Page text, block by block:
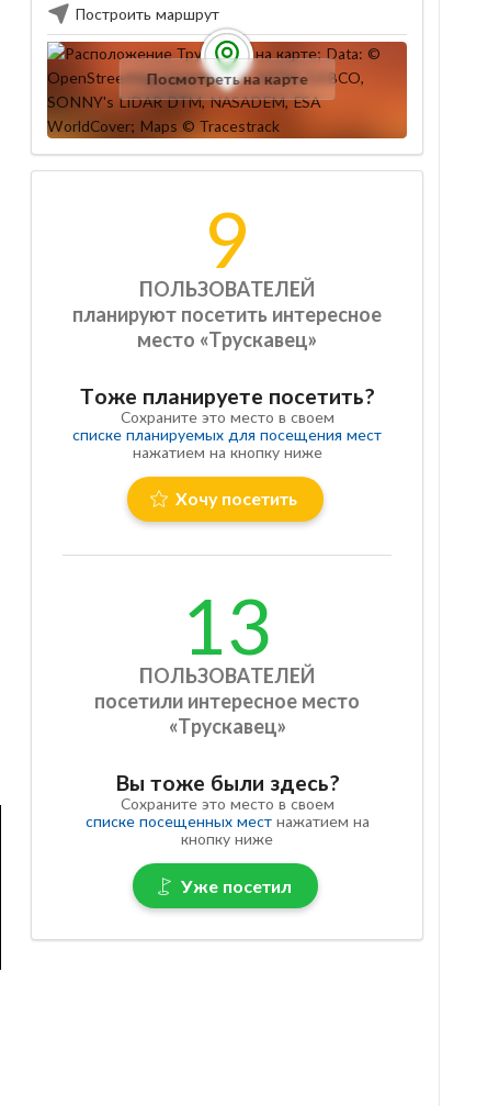
Построить маршрут
Посмотреть на карте
9
ПОЛЬЗОВАТЕЛЕЙ
планируют посетить интересное
место «Трускавец»
Тоже планируете посетить?
Сохраните это место в своем
списке планируемых для посещения мест
нажатием на кнопку ниже
Хочу посетить
13
ПОЛЬЗОВАТЕЛЕЙ
посетили интересное место
«Трускавец»
Вы тоже были здесь?
Сохраните это место в своем
списке посещенных местнажатием на
кнопку ниже
Уже посетил